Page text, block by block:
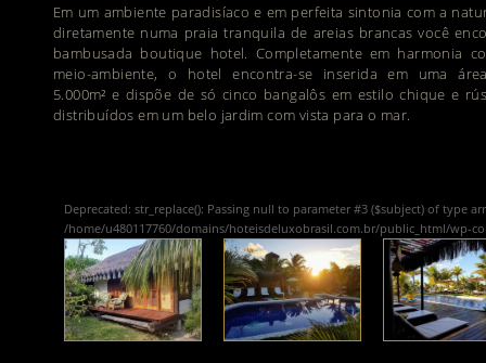
Em um ambiente paradisíaco e em perfeita sintonia com a
diretamente numa praia tranquila de areias brancas você
bambusada boutique hotel. Completamente em harmonia
meio-ambiente, o hotel encontra-se inserida em uma
5.000m² e dispõe de só cinco bangalôs em estilo chique e
distribuídos em um belo jardim com vista para o mar.
Deprecated: str_replace(): Passing null to parameter #3 ($subject) of type
/home/u480117760/domains/hoteisdeluxobrasil.com.br/public_html/wp-